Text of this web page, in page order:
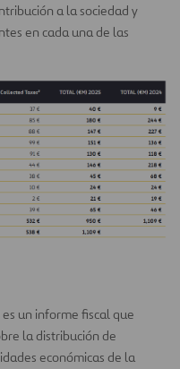
a la sociedad y
en cada una de las
un informe fiscal que
la distribución de
económicas de la